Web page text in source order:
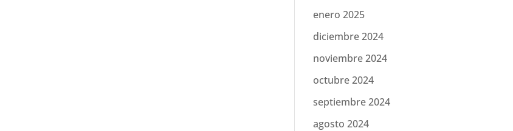
enero 2025
diciembre 2024
noviembre 2024
octubre 2024
septiembre 2024
agosto 2024